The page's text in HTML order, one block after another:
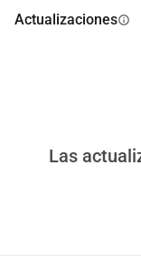
Actualizacionesinfo
Las